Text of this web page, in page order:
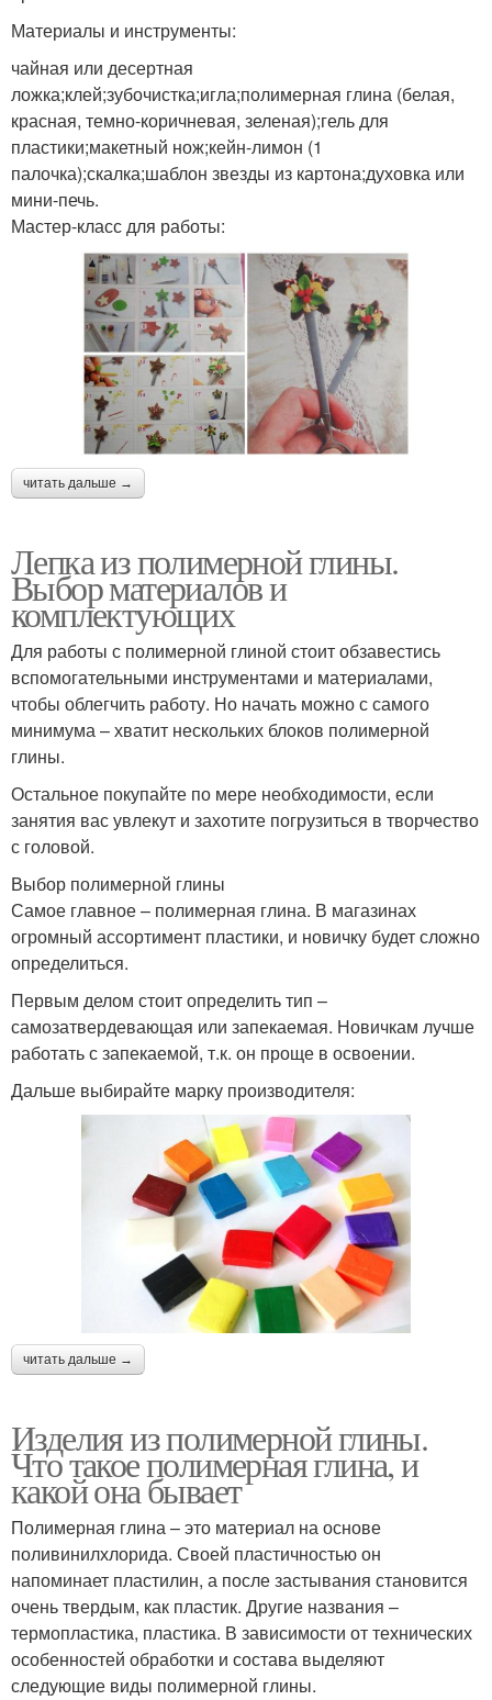
Материалы и инструменты:
чайная или десертная
ложка;клей;зубочистка;игла;полимерная глина (белая,
красная, темно-коричневая, зеленая);гель для
пластики;макетный нож;кейн-лимон (1
палочка);скалка;шаблон звезды из картона;духовка или
мини-печь.
Мастер-класс для работы:
читать дальше →
Лепка из полимерной глины.
Выбор материалов и
комплектующих
Для работы с полимерной глиной стоит обзавестись
вспомогательными инструментами и материалами,
чтобы облегчить работу. Но начать можно с самого
минимума – хватит нескольких блоков полимерной
глины.
Остальное покупайте по мере необходимости, если
занятия вас увлекут и захотите погрузиться в творчество
с головой.
Выбор полимерной глины
Самое главное – полимерная глина. В магазинах
огромный ассортимент пластики, и новичку будет сложно
определиться.
Первым делом стоит определить тип –
самозатвердевающая или запекаемая. Новичкам лучше
работать с запекаемой, т.к. он проще в освоении.
Дальше выбирайте марку производителя:
читать дальше →
Изделия из полимерной глины.
Что такое полимерная глина, и
какой она бывает
Полимерная глина – это материал на основе
поливинилхлорида. Своей пластичностью он
напоминает пластилин, а после застывания становится
очень твердым, как пластик. Другие названия –
термопластика, пластика. В зависимости от технических
особенностей обработки и состава выделяют
следующие виды полимерной глины.